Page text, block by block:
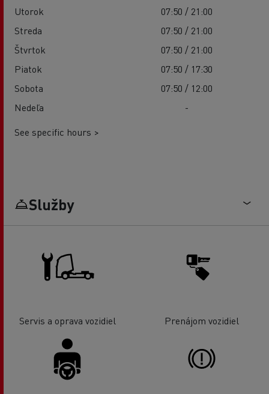
Utorok
07:50 / 21:00
Streda
07:50 / 21:00
Štvrtok
07:50 / 21:00
Piatok
07:50 / 17:30
Sobota
07:50 / 12:00
Nedeľa
-
See specific hours >
Služby
Servis a oprava vozidiel Prenájom vozidiel